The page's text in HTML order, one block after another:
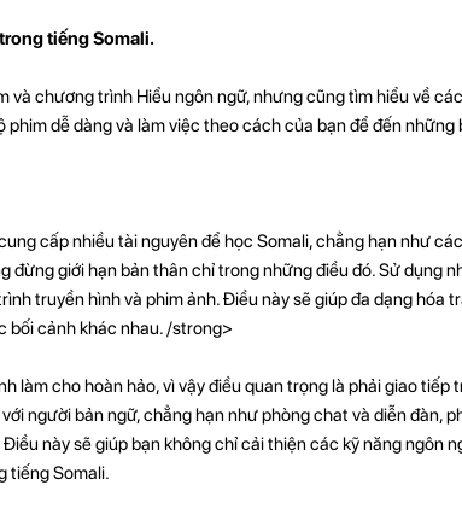
tiếng Somali.
và chương trình Hiểu ngôn ngữ, nhưng cũng tìm hiểu về
phim dễ dàng và làm việc theo cách của bạn để đến những
cấp nhiều tài nguyên để học Somali, chẳng hạn như
đừng giới hạn bản thân chỉ trong những điều đó. Sử dụng
truyền hình và phim ảnh. Điều này sẽ giúp đa dạng hóa
bối cảnh khác nhau. /strong>
làm cho hoàn hảo, vì vậy điều quan trọng là phải giao
người bản ngữ, chẳng hạn như phòng chat và diễn đàn,
Điều này sẽ giúp bạn không chỉ cải thiện các kỹ năng ngôn
tiếng Somali.